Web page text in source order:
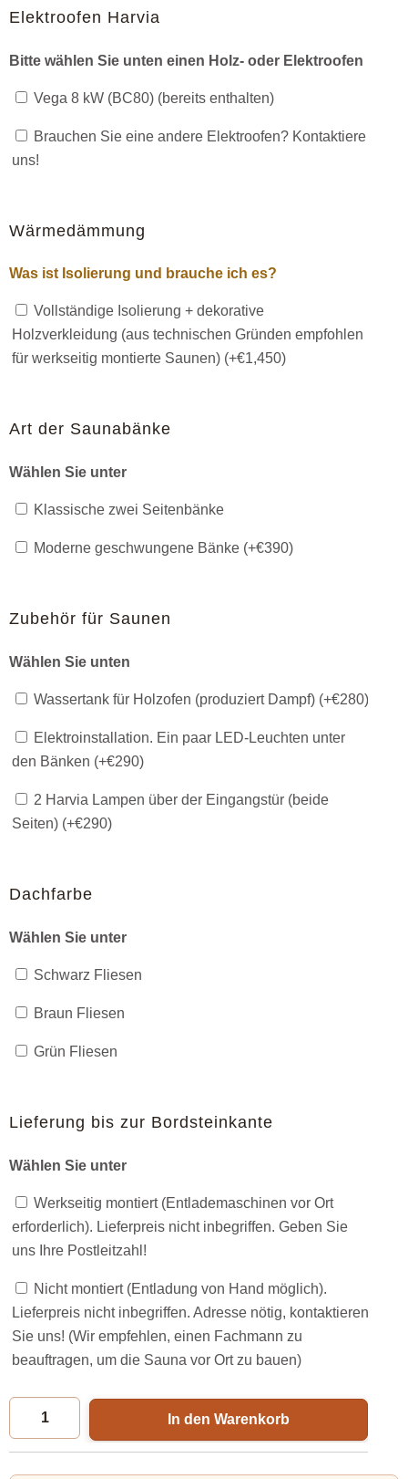
Elektroofen Harvia
Bitte wählen Sie unten einen Holz- oder Elektroofen
Vega 8 kW (BC80) (bereits enthalten)
Brauchen Sie eine andere Elektroofen? Kontaktiere
uns!
Wärmedämmung
Was ist Isolierung und brauche ich es?
Vollständige Isolierung + dekorative
Holzverkleidung (aus technischen Gründen empfohlen
für werkseitig montierte Saunen) (+€1,450)
Art der Saunabänke
Wählen Sie unter
Klassische zwei Seitenbänke
Moderne geschwungene Bänke (+€390)
Zubehör für Saunen
Wählen Sie unten
Wassertank für Holzofen (produziert Dampf) (+€280)
Elektroinstallation. Ein paar LED-Leuchten unter
den Bänken (+€290)
2 Harvia Lampen über der Eingangstür (beide
Seiten) (+€290)
Dachfarbe
Wählen Sie unter
Schwarz Fliesen
Braun Fliesen
Grün Fliesen
Lieferung bis zur Bordsteinkante
Wählen Sie unter
Werkseitig montiert (Entlademaschinen vor Ort
erforderlich). Lieferpreis nicht inbegriffen. Geben Sie
uns Ihre Postleitzahl!
Nicht montiert (Entladung von Hand möglich).
Lieferpreis nicht inbegriffen. Adresse nötig, kontaktieren
Sie uns! (Wir empfehlen, einen Fachmann zu
beauftragen, um die Sauna vor Ort zu bauen)
In den Warenkorb